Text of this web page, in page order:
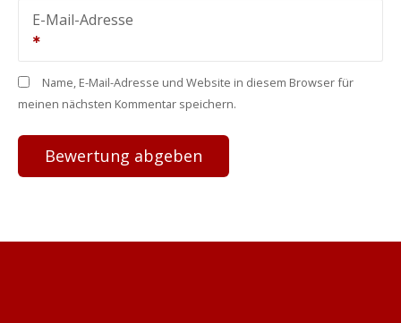
E-Mail-Adresse
Name, E-Mail-Adresse und Website in diesem Browser für
meinen nächsten Kommentar speichern.